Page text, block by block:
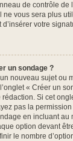
de contrôle de
ne vous sera plus
votre
un sondage ?
nouveau sujet ou
« Créer un
Si cet
pas la
en incluant au
option devant
le nombre